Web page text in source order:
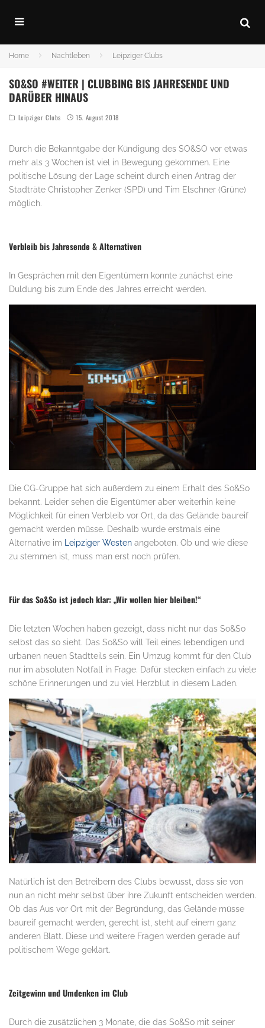
Home Nachtleben Leipziger Clubs
SO&SO #WEITER | CLUBBING BIS JAHRESENDE UND
DARÜBER HINAUS
Leipziger Clubs 15. August 2018
Durch die Bekanntgabe der Kündigung des SO&SO vor etwas
mehr als 3 Wochen ist viel in Bewegung gekommen. Eine
politische Lösung der Lage scheint durch einen Antrag der
Stadträte Christopher Zenker (SPD) und Tim Elschner (Grüne)
möglich.
Verbleib bis Jahresende & Alternativen
In Gesprächen mit den Eigentümern konnte zunächst eine
Duldung bis zum Ende des Jahres erreicht werden.
Die CG-Gruppe hat sich außerdem zu einem Erhalt des So&So
bekannt. Leider sehen die Eigentümer aber weiterhin keine
Möglichkeit für einen Verbleib vor Ort, da das Gelände baureif
gemacht werden müsse. Deshalb wurde erstmals eine
Alternative im
Leipziger Westen angeboten. Ob und wie diese
zu stemmen ist, muss man erst noch prüfen.
Für das So&So ist jedoch klar: „Wir wollen hier bleiben!“
Die letzten Wochen haben gezeigt, dass nicht nur das So&So
selbst das so sieht. Das So&So will Teil eines lebendigen und
urbanen neuen Stadtteils sein. Ein Umzug kommt für den Club
nur im absoluten Notfall in Frage. Dafür stecken einfach zu viele
schöne Erinnerungen und zu viel Herzblut in diesem Laden.
Natürlich ist den Betreibern des Clubs bewusst, dass sie von
nun an nicht mehr selbst über ihre Zukunft entscheiden werden.
Ob das Aus vor Ort mit der Begründung, das Gelände müsse
baureif gemacht werden, gerecht ist, steht auf einem ganz
anderen Blatt. Diese und weitere Fragen werden gerade auf
politischem Wege geklärt.
Zeitgewinn und Umdenken im Club
Durch die zusätzlichen 3 Monate, die das So&So mit seiner